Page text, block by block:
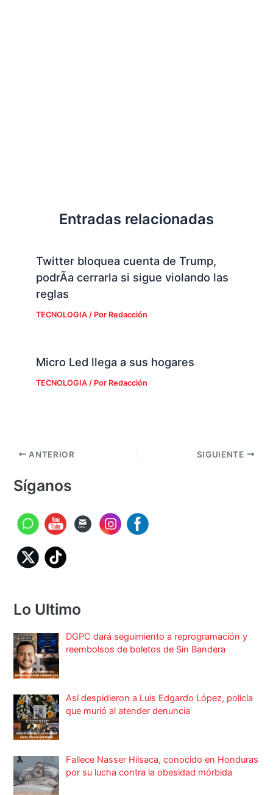
Entradas relacionadas
Twitter bloquea cuenta de Trump,
podrÃ­a cerrarla si sigue violando las
reglas
TECNOLOGIA/ Por Redacción
Micro Led llega a sus hogares
TECNOLOGIA/ Por Redacción
ANTERIOR SIGUIENTE
Síganos
Lo Ultimo
DGPC dará seguimiento a reprogramación y
reembolsos de boletos de Sin Bandera
Así despidieron a Luis Edgardo López, policía
que murió al atender denuncia
Fallece Nasser Hilsaca, conocido en Honduras
por su lucha contra la obesidad mórbida